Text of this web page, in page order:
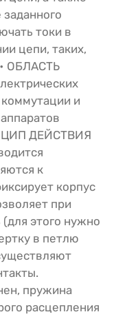
токи в
цепи, таких,
• ОБЛАСТЬ
и
ДЕЙСТВИЯ
к
корпус
при
(для этого нужно
в петлю
пружина
расцепления